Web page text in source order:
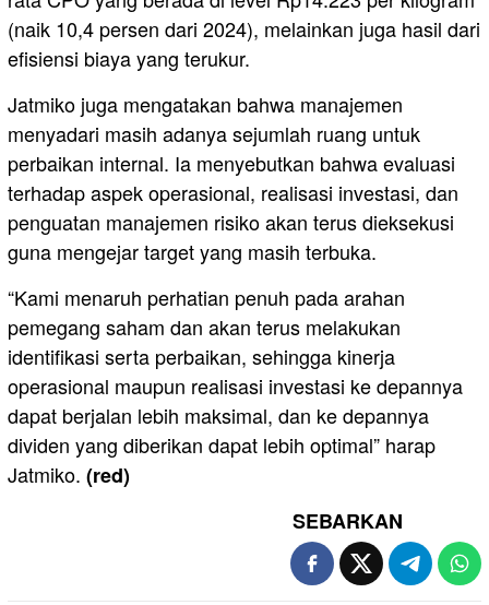
(naik 10,4 persen dari 2024), melainkan juga hasil dari
efisiensi biaya yang terukur.
Jatmiko juga mengatakan bahwa manajemen
menyadari masih adanya sejumlah ruang untuk
perbaikan internal. Ia menyebutkan bahwa evaluasi
terhadap aspek operasional, realisasi investasi, dan
penguatan manajemen risiko akan terus dieksekusi
guna mengejar target yang masih terbuka.
“Kami menaruh perhatian penuh pada arahan
pemegang saham dan akan terus melakukan
identifikasi serta perbaikan, sehingga kinerja
operasional maupun realisasi investasi ke depannya
dapat berjalan lebih maksimal, dan ke depannya
dividen yang diberikan dapat lebih optimal” harap
Jatmiko. (red)
SEBARKAN